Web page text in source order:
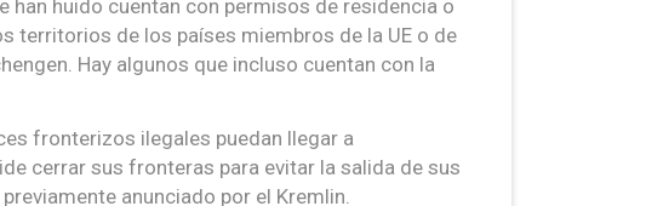
han huido cuentan con permisos de residencia o
territorios de los países miembros de la UE o de
Hay algunos que incluso cuentan con la
fronterizos ilegales puedan llegar a
cerrar sus fronteras para evitar la salida de sus
anunciado por el Kremlin.